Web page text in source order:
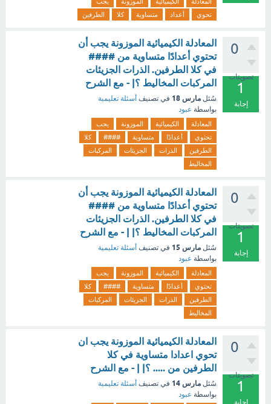
تحوي
أعداد متساوية كلا الطرفين
0
تصويتات
1
إجابة
المعادلة الكيميائية الموزونة يجب أن
تحتوي أعدادًا متساوية من ####
في كلا الطرفين. الذرات الجزيئات
المركبات المخاليط ؟| - مع الشرح
سُئل مارس 18 في تصنيف أسئلة تعليمية
بواسطة عبود
المعادلة الكيميائية الموزونة
يجب
تحتوي
أعدادًا متساوية ####
كلا
الطرفين
الذرات الجزيئات
المركبات
المخاليط
0
تصويتات
1
إجابة
المعادلة الكيميائية الموزونة يجب أن
تحتوي أعدادًا متساوية من ####
في كلا الطرفين. الذرات الجزيئات
المركبات المخاليط ؟| | - مع الشرح
سُئل مارس 15 في تصنيف أسئلة تعليمية
بواسطة عبود
المعادلة الكيميائية الموزونة
يجب
تحتوي
أعدادًا متساوية ####
كلا
الطرفين
الذرات الجزيئات
المركبات
المخاليط
0
تصويتات
1
إجابة
المعادلة الكيميائية الموزونة يجب ان
تحوي اعدادا متساوية في كلا
الطرفين من ..... ؟| | - مع الشرح
سُئل مارس 14 في تصنيف أسئلة تعليمية
بواسطة عبود